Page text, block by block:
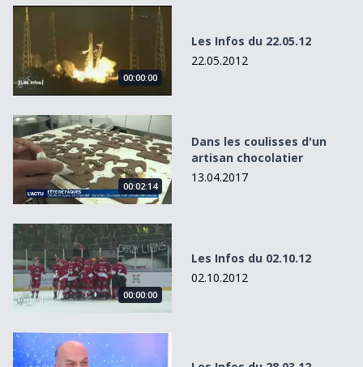
Les Infos du 22.05.12
00:00:00
Les Infos du 22.05.12
22.05.2012
Dans les coulisses d&#039;un artisan chocolatier
00:02:14
Dans les coulisses d'un
artisan chocolatier
13.04.2017
Les Infos du 02.10.12
00:00:00
Les Infos du 02.10.12
02.10.2012
Les Infos du 28.03.12